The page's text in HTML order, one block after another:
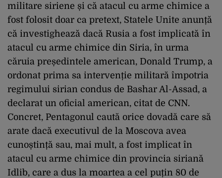
militare siriene și că atacul cu arme chimice a
fost folosit doar ca pretext, Statele Unite anunță
că investighează dacă Rusia a fost implicată în
atacul cu arme chimice din Siria, în urma
căruia președintele american, Donald Trump, a
ordonat prima sa intervenție militară împotria
regimului sirian condus de Bashar Al-Assad, a
declarat un oficial american, citat de CNN.
Concret, Pentagonul caută orice dovadă care să
arate dacă executivul de la Moscova avea
cunoștință sau, mai mult, a fost implicat în
atacul cu arme chimice din provincia siriană
Idlib, care a dus la moartea a cel puțin 80 de